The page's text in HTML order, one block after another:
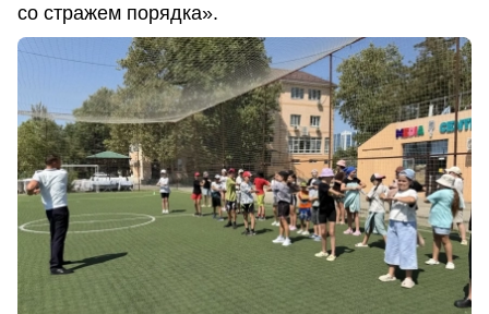
со стражем порядка».